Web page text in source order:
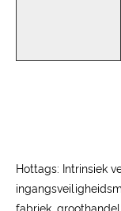
Hottags: Intrinsiek